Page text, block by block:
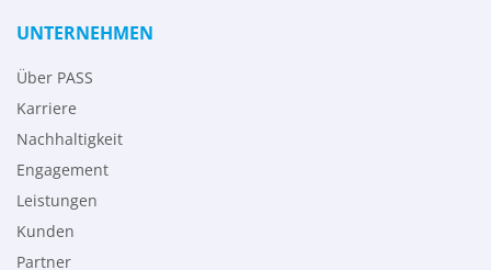
UNTERNEHMEN
Über PASS
Karriere
Nachhaltigkeit
Engagement
Leistungen
Kunden
Partner